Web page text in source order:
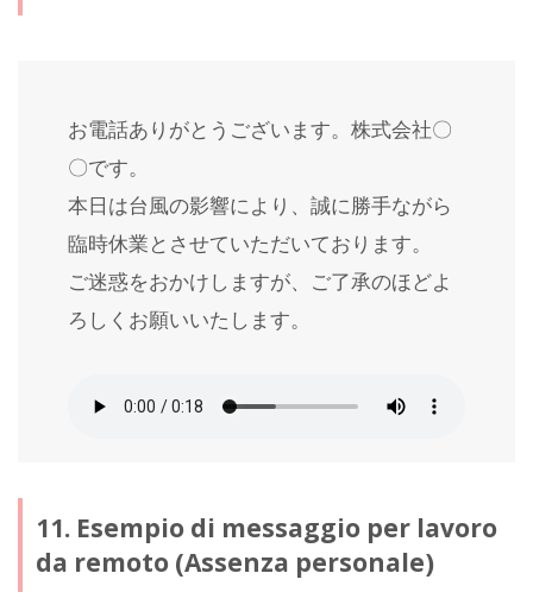
お電話ありがとうございます。株式会社〇
〇です。
本日は台風の影響により、誠に勝手ながら
臨時休業とさせていただいております。
ご迷惑をおかけしますが、ご了承のほどよ
ろしくお願いいたします。
11. Esempio di messaggio per lavoro
da remoto (Assenza personale)